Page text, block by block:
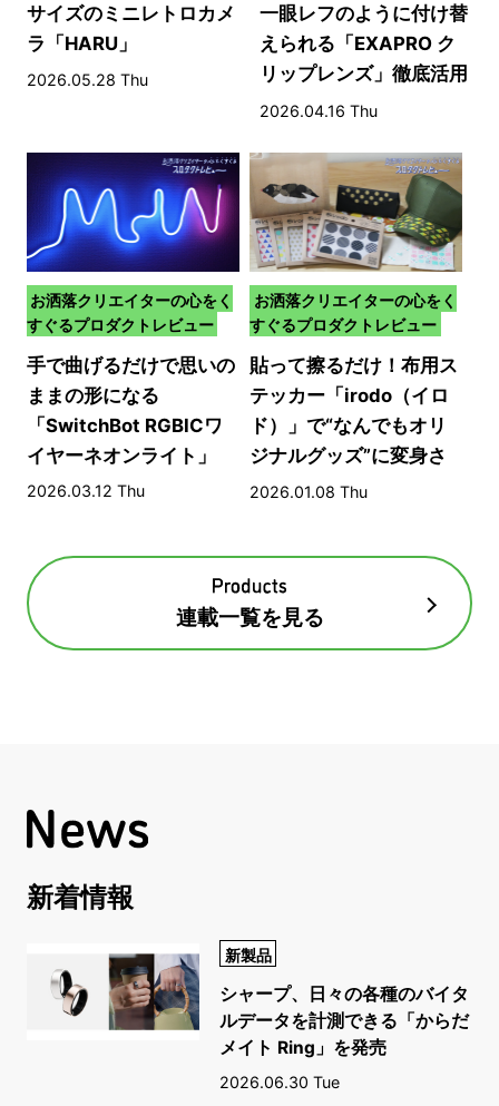
サイズのミニレトロカメ
ラ「HARU」
2026.05.28 Thu
一眼レフのように付け替
えられる「EXAPRO ク
リップレンズ」徹底活用
術！
2026.04.16 Thu
お洒落クリエイターの心をく
すぐるプロダクトレビュー
手で曲げるだけで思いの
ままの形になる
「SwitchBot RGBICワ
イヤーネオンライト」
2026.03.12 Thu
お洒落クリエイターの心をく
すぐるプロダクトレビュー
貼って擦るだけ！布用ス
テッカー「irodo（イロ
ド）」で“なんでもオリ
ジナルグッズ”に変身さ
せる方法​
2026.01.08 Thu
連載一覧を見る
新着情報
新製品
シャープ、日々の各種のバイタ
ルデータを計測できる「からだ
メイト Ring」を発売
2026.06.30 Tue